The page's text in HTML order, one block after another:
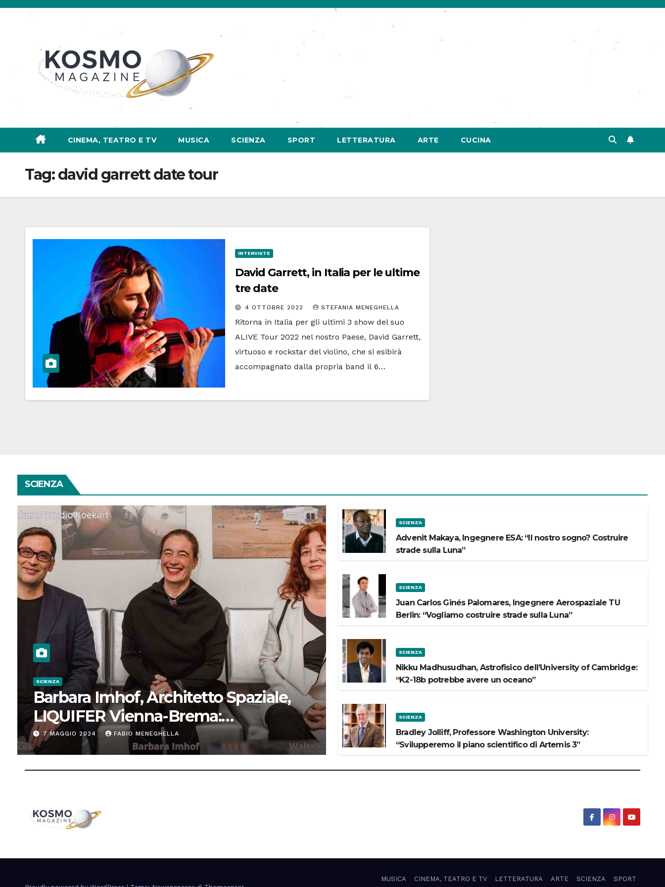
Salta
CINEMA, TEATRO E TV MUSICA SCIENZA SPORT LETTERATURA ARTE CUCINA
Tag:david garrett date tour
INTERVISTE
David Garrett, in Italia per le ultime
tre date
4 OTTOBRE 2022 STEFANIA MENEGHELLA
Ritorna in Italia per gli ultimi 3 show del suo
ALIVE Tour 2022 nel nostro Paese, David Garrett,
virtuoso e rockstar del violino, che si esibirà
accompagnato dalla propria band il 6…
SCIENZA
SCIENZA
Barbara Imhof, Architetto Spaziale,
LIQUIFER Vienna-Brema:
“Progettiamo habitat per lo Spazio”
7 MAGGIO 2024 FABIO MENEGHELLA
SCIENZA
Advenit Makaya, Ingegnere ESA: “Il nostro sogno? Costruire
strade sulla Luna”
SCIENZA
Juan Carlos Ginés Palomares, Ingegnere Aerospaziale TU
Berlin: “Vogliamo costruire strade sulla Luna”
SCIENZA
Nikku Madhusudhan, Astrofisico dell’University of Cambridge:
“K2-18b potrebbe avere un oceano”
SCIENZA
Bradley Jolliff, Professore Washington University:
“Svilupperemo il piano scientifico di Artemis 3”
MUSICA CINEMA, TEATRO E TV LETTERATURA ARTE SCIENZA SPORT